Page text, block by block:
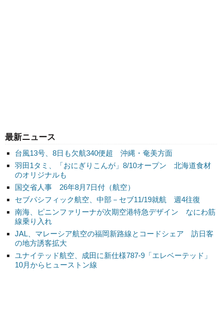
最新ニュース
台風13号、8日も欠航340便超 沖縄・奄美方面
羽田1タミ、「おにぎりこんが」8/10オープン 北海道食材
のオリジナルも
国交省人事 26年8月7日付（航空）
セブパシフィック航空、中部－セブ11/19就航 週4往復
南海、ピニンファリーナが次期空港特急デザイン なにわ筋
線乗り入れ
JAL、マレーシア航空の福岡新路線とコードシェア 訪日客
の地方誘客拡大
ユナイテッド航空、成田に新仕様787-9「エレベーテッド」
10月からヒューストン線